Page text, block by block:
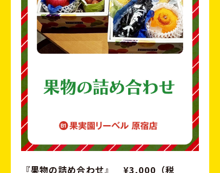
『果物の詰め合わせ』 ¥3,000（税